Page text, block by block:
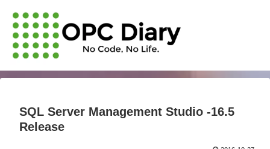
SQL Server Management Studio -16.5
Release